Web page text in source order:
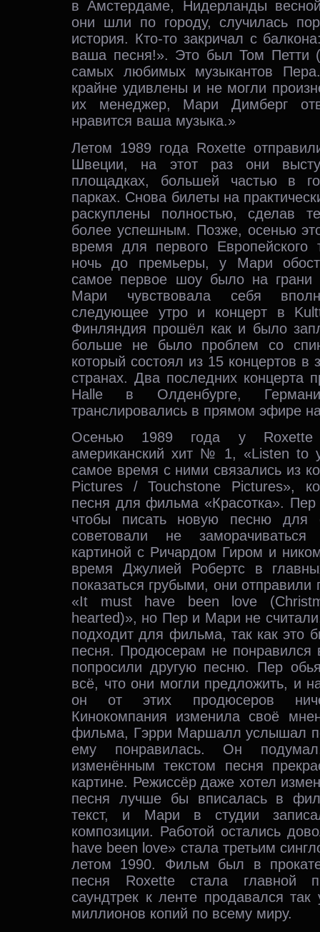
в Амстердаме, Нидерланды
они шли по городу, случилась
история. Кто-то закричал с
ваша песня!». Это был Том Петти
самых любимых музыкантов
крайне удивлены и не могли
их менеджер, Мари Димберг
нравится ваша музыка.»
Летом 1989 года Roxette
Швеции, на этот раз они
площадках, большей частью в
парках. Снова билеты на
раскуплены полностью, сделав
более успешным. Позже, осенью
время для первого
ночь до премьеры, у Мари
самое первое шоу было на грани
Мари чувствовала себя
следующее утро и концерт в
Финляндия прошёл как и было
больше не было проблем со
который состоял из 15 концертов в
странах. Два последних концерта
Halle в Олденбурге,
транслировались в прямом эфире
Осенью 1989 года у Roxette
американский хит № 1, «Listen to
самое время с ними связались из
Pictures / Touchstone Pictures»,
песня для фильма «Красотка».
чтобы писать новую песню
советовали не
картиной с Ричардом Гиром и
время Джулией Робертс в
показаться грубыми, они
«It must have been love
hearted)», но Пер и Мари не
подходит для фильма, так как это
песня. Продюсерам не понравился
попросили другую песню. Пер
всё, что они могли предложить, и
он от этих продюсеров
Кинокомпания изменила своё
фильма, Гэрри Маршалл услышал
ему понравилась. Он
изменённым текстом песня
картине. Режиссёр даже хотел
песня лучше бы вписалась в
текст, и Мари в студии
композиции. Работой остались
have been love» стала третьим
летом 1990. Фильм был в
песня Roxette стала главной
саундтрек к ленте продавался
миллионов копий по всему миру.